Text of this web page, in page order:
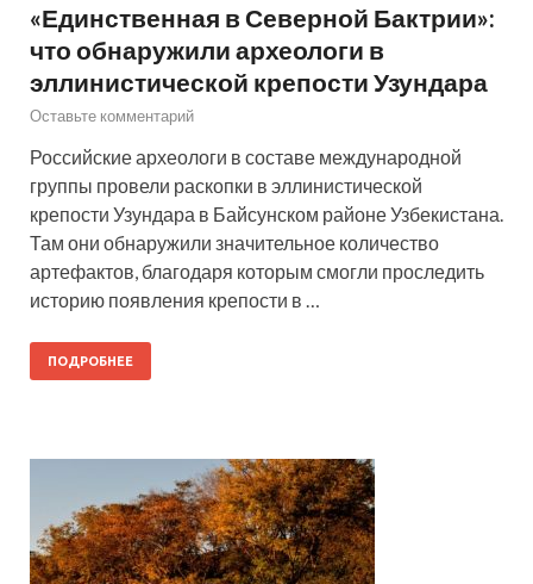
«Единственная в Северной Бактрии»:
что обнаружили археологи в
эллинистической крепости Узундара
Оставьте комментарий
Российские археологи в составе международной
группы провели раскопки в эллинистической
крепости Узундара в Байсунском районе Узбекистана.
Там они обнаружили значительное количество
артефактов, благодаря которым смогли проследить
историю появления крепости в …
ПОДРОБНЕЕ